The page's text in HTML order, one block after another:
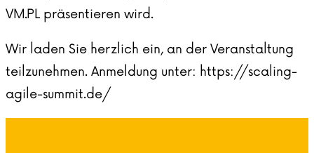
VM.PL präsentieren wird.
Wir laden Sie herzlich ein, an der Veranstaltung
teilzunehmen. Anmeldung unter: https://scaling-
agile-summit.de/